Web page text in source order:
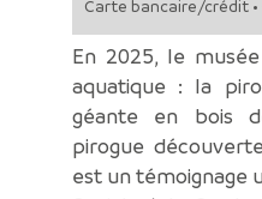
Carte bancaire/crédit •
En 2025, le
aquatique : la
géante en bois
pirogue
est un témoignage